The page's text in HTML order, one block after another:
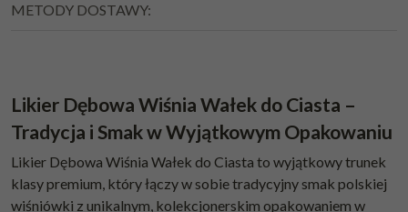
METODY DOSTAWY:
Likier Dębowa Wiśnia Wałek do Ciasta –
Tradycja i Smak w Wyjątkowym Opakowaniu
Likier Dębowa Wiśnia Wałek do Ciasta to wyjątkowy trunek
klasy premium, który łączy w sobie tradycyjny smak polskiej
wiśniówki z unikalnym, kolekcjonerskim opakowaniem w